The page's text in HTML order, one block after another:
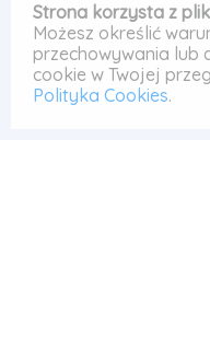
Strona korzysta z
Możesz określić
przechowywania lub
cookie w Twojej
Polityka Cookies.